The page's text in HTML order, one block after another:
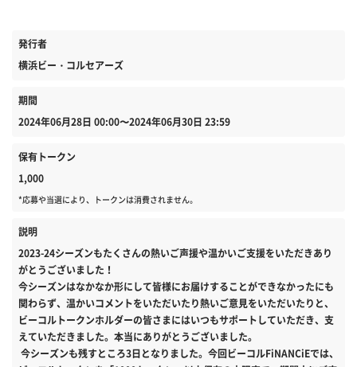
発行者
横浜ビー・コルセアーズ
期間
2024年06月28日 00:00〜2024年06月30日 23:59
保有トークン
1,000
*応募や当選により、トークンは消費されません。
説明
2023-24シーズンもたくさんの熱いご声援や温かいご支援をいただきあり
がとうございました！
今シーズンはなかなか形にして皆様にお届けすることができなかったにも
関わらず、温かいコメントをいただいたり熱いご意見をいただいたりと、
ビーコルトークンホルダーの皆さまにはいつもサポートしていただき、支
えていただきました。本当にありがとうございました。
今シーズンも残すところ3日となりました。今回ビーコルFiNANCiEでは、